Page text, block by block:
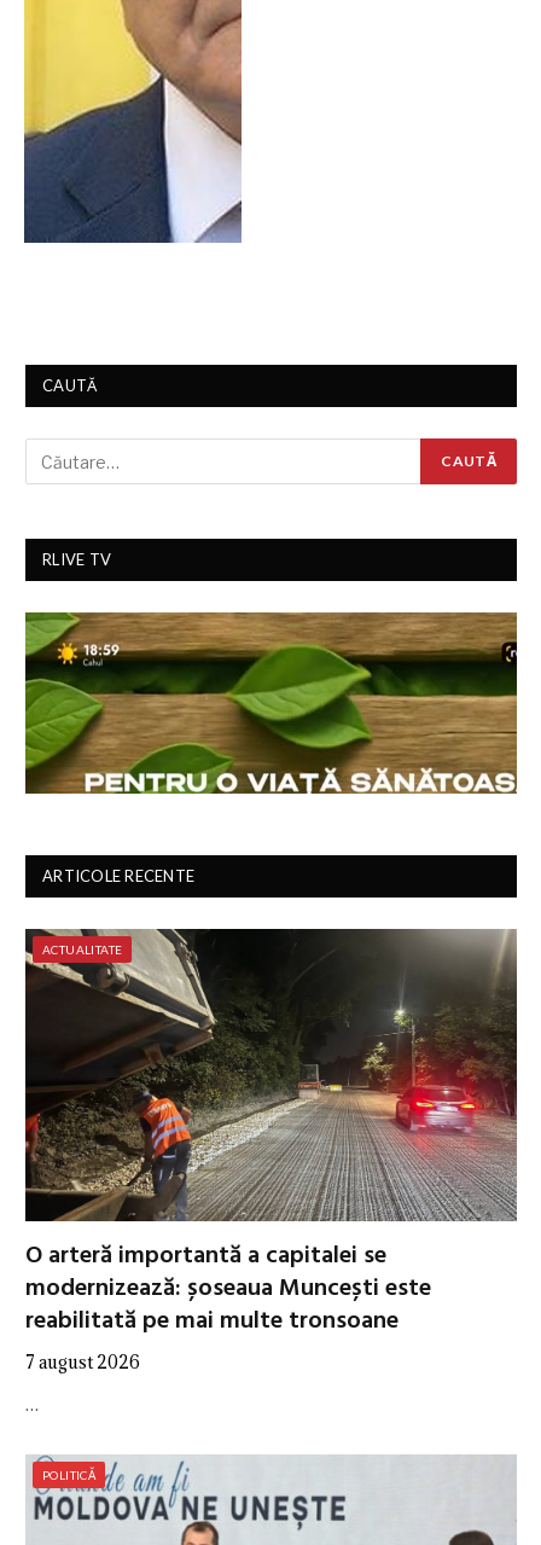
CAUTĂ
RLIVE TV
ARTICOLE RECENTE
ACTUALITATE
O arteră importantă a capitalei se
modernizează: șoseaua Muncești este
reabilitată pe mai multe tronsoane
7 august 2026
…
POLITICĂ